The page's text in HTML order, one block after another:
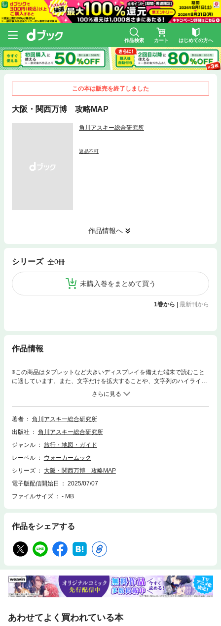
作品検索 カート はじめての方へ
この本は販売を終了しました
大阪・関西万博 攻略MAP
角川アスキー総合研究所
返品不可
作品情報へ
シリーズ 全0冊
未購入巻をまとめて買う
1巻から 最新刊から
作品情報
※この商品はタブレットなど大きいディスプレイを備えた端末で読むこと
に適しています。また、文字だけを拡大することや、文字列のハイライ
ト、検索、辞書の参照、引用などの機能が使用できません。広大な大阪・
関西万博の会場を、迷わず、効率的に、そして最大限に楽しみたい！そん
なあなたのための最強のパートナー、「大阪・関西万博 徹底攻略MAP」
が誕生しました。このガイド特徴は「会場内で迷わない」こと。まさにま
リオンは？」「トイレはどこ？」「一番近いレストランは？」など、私た
ちは「会場で本当に役立つこと」に焦点を当てました。現地編集部が、実
った「会場の最新情報」を集めました。"生きた"情報を徹底取材し、持ち
運びやすいA5判サイズにミニマムにパッケージ化しました。特にこだわっ
たのは、圧倒的な「分かりやすさ」と「ナビゲーション機能」。豊富な会
場地図と、多数の撮りおろし写真を用いて、行きたい場所や見どころが一
目で分かります。地図上の現在地から、目的のパビリオン、人気のグルメ
い情報に迷わず素早くたどり着けます。この一冊があれば、広大な万博会
場でも迷う心配は無用。時間を無駄にせず、限られた時間の中で最高の体
験を掴み取るための、あなたのための「徹底攻略」ツールです。万博来場
の際は、ぜひお手元に！
著者
角川アスキー総合研究所
出版社
角川アスキー総合研究所
ジャンル
旅行・地図・ガイド
レーベル
ウォーカームック
シリーズ
大阪・関西万博 攻略MAP
電子版配信開始日
2025/07/07
ファイルサイズ
- MB
作品をシェアする
あわせてよく買われている本